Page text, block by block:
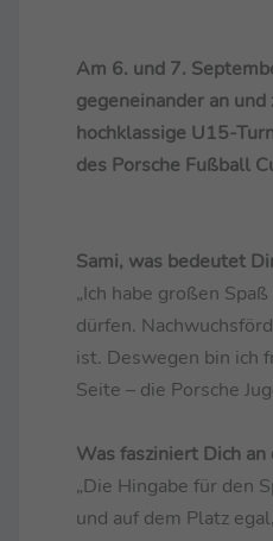
Am 6. und 7.
gegeneinander an
hochklassige U15-
des Porsche Fußball
Sami, was bedeutet
„Ich habe großen
dürfen.
ist. Deswegen bin ich
Seite – die Porsche
Was fasziniert Dich
„Die Hingabe für den
und auf dem Platz